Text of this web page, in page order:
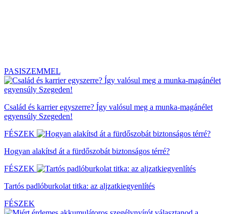
PASISZEMMEL
Család és karrier egyszerre? Így valósul meg a munka-magánélet
egyensúly Szegeden!
FÉSZEK
Hogyan alakítsd át a fürdőszobát biztonságos térré?
FÉSZEK
Tartós padlóburkolat titka: az aljzatkiegyenlítés
FÉSZEK